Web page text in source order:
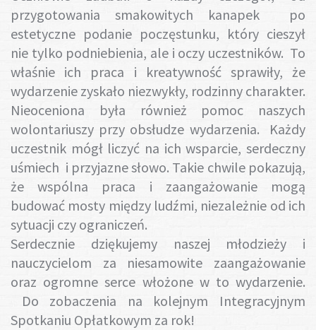
przygotowania smakowitych kanapek po
estetyczne podanie poczęstunku, który cieszył
nie tylko podniebienia, ale i oczy uczestników. To
właśnie ich praca i kreatywność sprawiły, że
wydarzenie zyskało niezwykły, rodzinny charakter.
Nieoceniona była również pomoc naszych
wolontariuszy przy obsłudze wydarzenia. Każdy
uczestnik mógł liczyć na ich wsparcie, serdeczny
uśmiech i przyjazne słowo. Takie chwile pokazują,
że wspólna praca i zaangażowanie mogą
budować mosty między ludźmi, niezależnie od ich
sytuacji czy ograniczeń.
Serdecznie dziękujemy naszej młodzieży i
nauczycielom za niesamowite zaangażowanie
oraz ogromne serce włożone w to wydarzenie.
Do zobaczenia na kolejnym Integracyjnym
Spotkaniu Opłatkowym za rok!